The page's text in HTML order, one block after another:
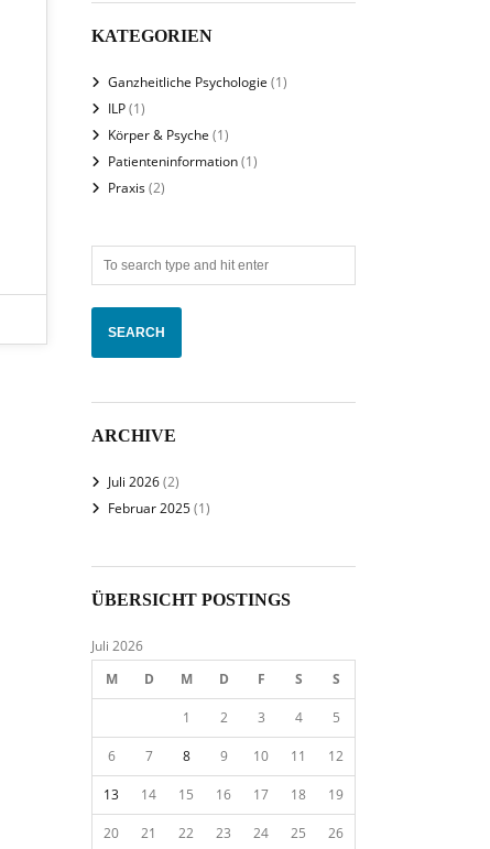
KATEGORIEN
Ganzheitliche Psychologie (1)
ILP(1)
Körper & Psyche (1)
Patienteninformation(1)
Praxis(2)
ARCHIVE
Juli 2026(2)
Februar 2025(1)
ÜBERSICHT POSTINGS
Juli 2026
M
D M D F S S
1 2 3 4 5
6 7 8 9 10 11 12
13 14 15 16 17 18 19
20 21 22 23 24 25 26